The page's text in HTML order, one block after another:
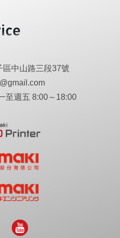
區中山路三段37號
至週五 8:00～18:00